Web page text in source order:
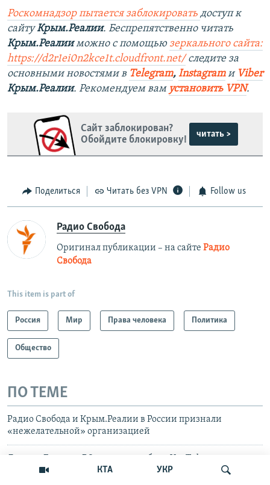
КТА УКР
Роскомнадзор пытается заблокировать доступ к
сайтуКрым.Реалии. Беспрепятственно читать
Крым.Реалииможно с помощью зеркального сайта:
https://d2r1ei0n2kce1t.cloudfront.net/следите за
основными новостями в Telegram, Instagramи Viber
Крым.Реалии. Рекомендуем вам установить VPN.
Сайт заблокирован?
Обойдите блокировку!
читать >
Поделиться Читать без VPN Follow us
Радио Свобода
Оригинал публикации – на сайте Радио
Свобода
This item is part of
Россия Мир Права человека Политика
Общество
ПО ТЕМЕ
Радио Свобода и Крым.Реалии в России признали
«нежелательной» организацией
компьютерах снизится на 70% через неделю